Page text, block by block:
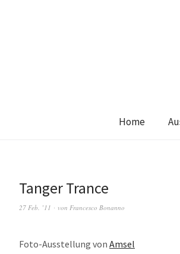
Home
Tanger Trance
27 Feb. ’11 von Francesco Bonanno
Foto-Ausstellung von Amsel